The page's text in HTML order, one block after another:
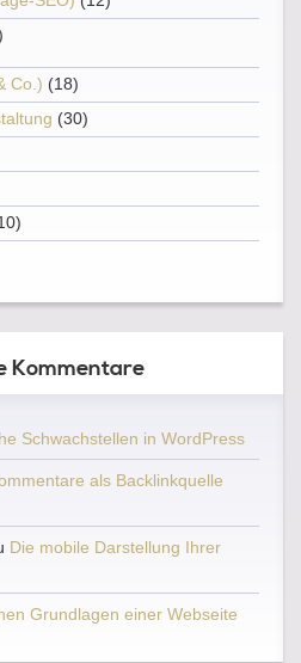
Co.) (18)
(30)
Kommentare
Schwachstellen in WordPress
als Backlinkquelle
Die mobile Darstellung Ihrer
Grundlagen einer Webseite